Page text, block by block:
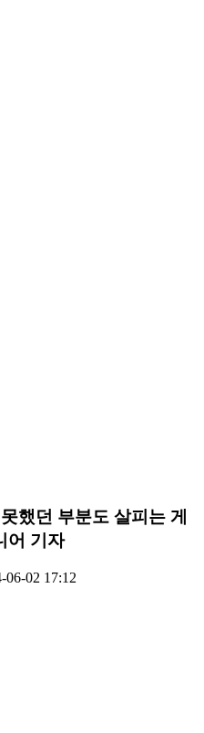
했던 부분도 살피는 게
어 기자
06-02 17:12